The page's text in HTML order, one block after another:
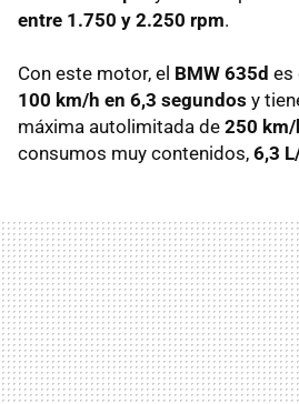
entre 1.750 y 2.250 rpm.
Con este motor, el BMW 635d es
100 km/h en 6,3 segundos y
máxima autolimitada de 250 km/
consumos muy contenidos, 6,3